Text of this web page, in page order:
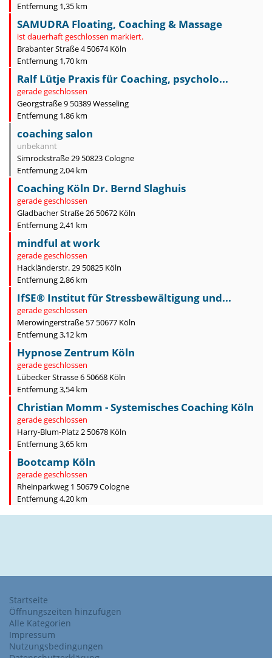
Entfernung 1,35 km
SAMUDRA Floating, Coaching & Massage
ist dauerhaft geschlossen markiert.
Brabanter Straße 4 50674 Köln
Entfernung 1,70 km
Ralf Lütje Praxis für Coaching, psycholo...
gerade geschlossen
Georgstraße 9 50389 Wesseling
Entfernung 1,86 km
coaching salon
unbekannt
Simrockstraße 29 50823 Cologne
Entfernung 2,04 km
Coaching Köln Dr. Bernd Slaghuis
gerade geschlossen
Gladbacher Straße 26 50672 Köln
Entfernung 2,41 km
mindful at work
gerade geschlossen
Hackländerstr. 29 50825 Köln
Entfernung 2,86 km
IfSE® Institut für Stressbewältigung und...
gerade geschlossen
Merowingerstraße 57 50677 Köln
Entfernung 3,12 km
Hypnose Zentrum Köln
gerade geschlossen
Lübecker Strasse 6 50668 Köln
Entfernung 3,54 km
Christian Momm - Systemisches Coaching Köln
gerade geschlossen
Harry-Blum-Platz 2 50678 Köln
Entfernung 3,65 km
Bootcamp Köln
gerade geschlossen
Rheinparkweg 1 50679 Cologne
Entfernung 4,20 km
Startseite
Öffnungszeiten hinzufügen
Alle Kategorien
Impressum
Nutzungsbedingungen